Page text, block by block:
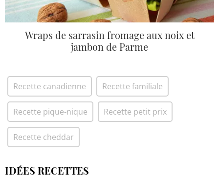
Wraps de sarrasin fromage aux noix et
jambon de Parme
Recette canadienne Recette familiale
Recette pique-nique Recette petit prix
Recette cheddar
IDÉES RECETTES